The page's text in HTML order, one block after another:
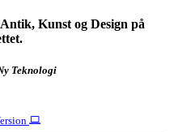
Kunst og Design på
Teknologi